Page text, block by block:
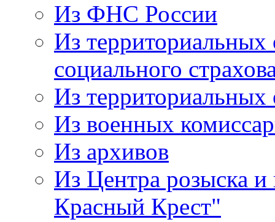
Из ФНС России
Из
социального
Из
Из военных
Из архивов
Из Центра розыска
Красный Крест"